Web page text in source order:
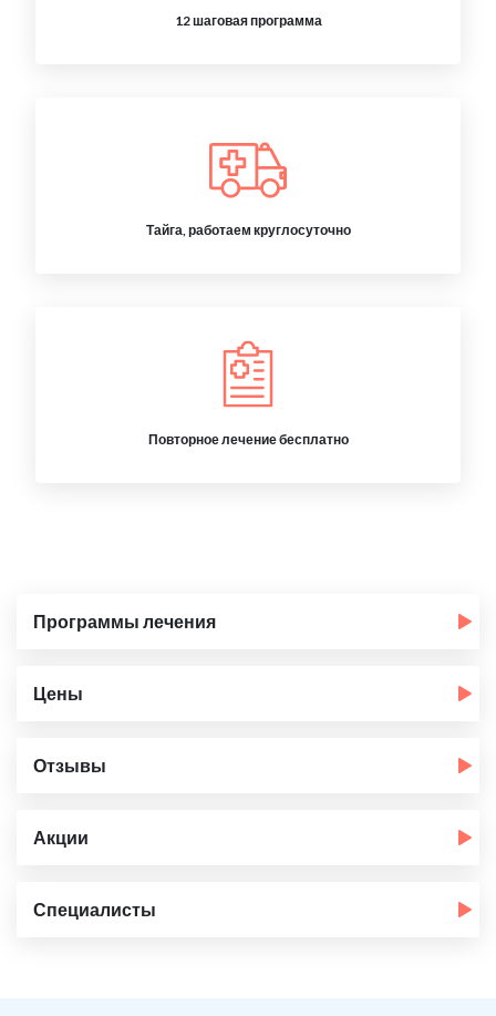
12 шаговая программа
Тайга, работаем круглосуточно
Повторное лечение бесплатно
Программы лечения
Цены
Отзывы
Акции
Специалисты